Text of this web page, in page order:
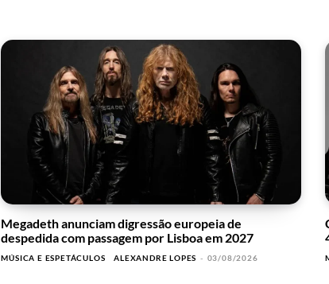
Megadeth anunciam digressão europeia de
despedida com passagem por Lisboa em 2027
MÚSICA E ESPETÁCULOS ALEXANDRE LOPES - 03/08/2026